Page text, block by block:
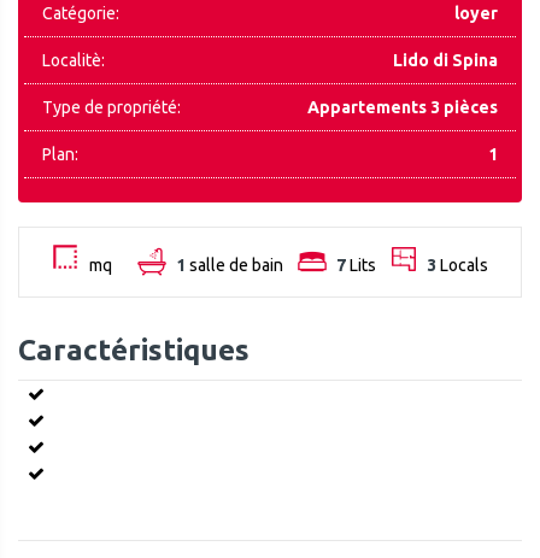
Catégorie: loyer
Localitè: Lido di Spina
Type de propriété: Appartements 3 pièces
Plan: 1
mq 1 salle de bain 7Lits 3 Locals
Caractéristiques